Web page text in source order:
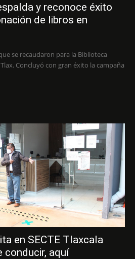
y reconoce éxito
de libros en
se recaudaron para la Biblioteca
en SECTE Tlaxcala
conducir, aquí